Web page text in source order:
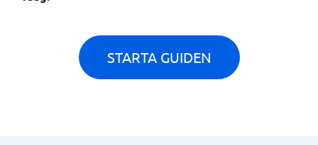
STARTA GUIDEN